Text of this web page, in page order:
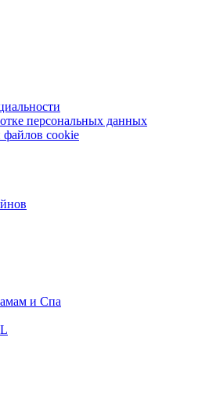
персональных данных
файлов cookie
и Спа